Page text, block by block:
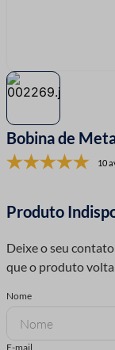
Bobina de
10